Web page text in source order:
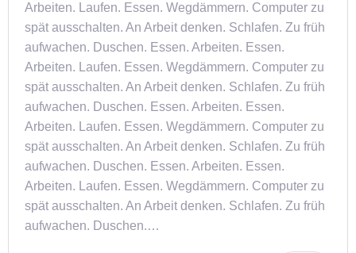
Arbeiten. Laufen. Essen. Wegdämmern. Computer zu
spät ausschalten. An Arbeit denken. Schlafen. Zu früh
aufwachen. Duschen. Essen. Arbeiten. Essen.
Arbeiten. Laufen. Essen. Wegdämmern. Computer zu
spät ausschalten. An Arbeit denken. Schlafen. Zu früh
aufwachen. Duschen. Essen. Arbeiten. Essen.
Arbeiten. Laufen. Essen. Wegdämmern. Computer zu
spät ausschalten. An Arbeit denken. Schlafen. Zu früh
aufwachen. Duschen. Essen. Arbeiten. Essen.
Arbeiten. Laufen. Essen. Wegdämmern. Computer zu
spät ausschalten. An Arbeit denken. Schlafen. Zu früh
aufwachen. Duschen.…